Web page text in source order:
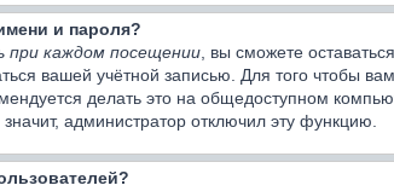
и пароля?
при каждом посещении, вы сможете
вашей учётной записью. Для того чтобы
делать это на общедоступном
значит, администратор отключил эту функцию.